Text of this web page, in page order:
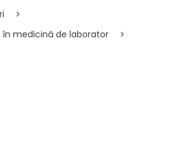
în medicină de laborator